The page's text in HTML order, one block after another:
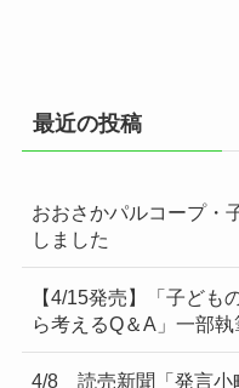
最近の投稿
おおさかパルコープ・
しました
【4/15発売】「子ど
ら考えるQ＆A」一部執
4/8 読売新聞「発言小